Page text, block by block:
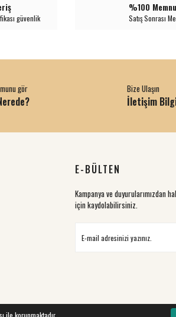
güvenlik
%100
Satış Sonrası
gör Bize Ulaşın
İletişim
E-BÜLTEN
Kampanya ve duyurularımızdan
için kaydolabilirsiniz.
ile korunmaktadır.